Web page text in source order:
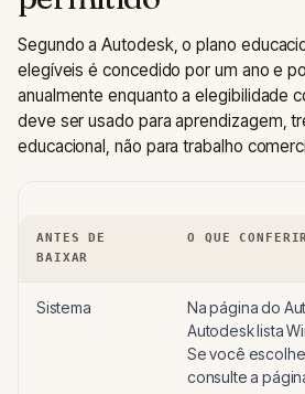
Segundo a Autodesk, o plano
elegíveis é concedido por um ano e
anualmente enquanto a elegibilidade
deve ser usado para aprendizagem,
educacional, não para trabalho
ANTES DE
BAIXAR
O QUE
Sistema
Na página do
Autodesk lista
Se você
consulte a